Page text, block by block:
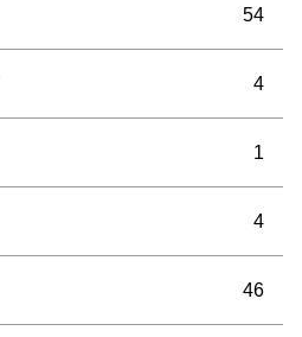
54
4
1
4
46